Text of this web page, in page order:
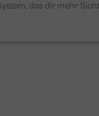
das dir mehr